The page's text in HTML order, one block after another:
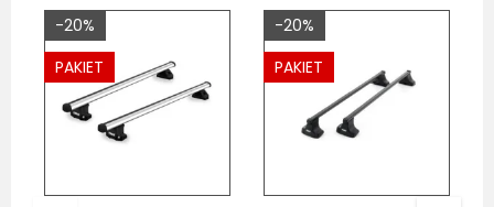
-20%
PAKIET
-20%
PAKIET